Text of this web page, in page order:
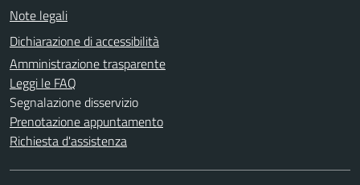
Note legali
Dichiarazione di accessibilità
Amministrazione trasparente
Leggi le FAQ
Segnalazione disservizio
Prenotazione appuntamento
Richiesta d'assistenza